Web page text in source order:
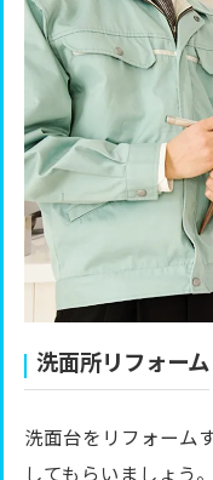
洗面所リフォーム
洗面台をリフォーム
してもらいましょう